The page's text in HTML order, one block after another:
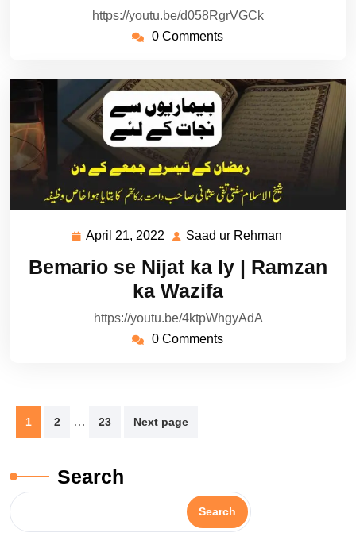
https://youtu.be/d058RgrVGCk
0 Comments
April 21, 2022
April
2022
Saad ur Rehman
Rehman
Bemario se Nijat ka ly | Ramzan
ka Wazifa
https://youtu.be/4ktpWhgyAdA
0 Comments
Posts
pagination
1 2 … 23 Next page
Search
Search